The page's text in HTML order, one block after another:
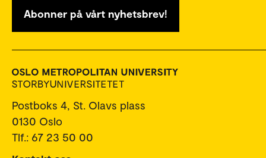
Abonner på vårt nyhetsbrev!
Postboks 4, St. Olavs plass
0130 Oslo
Tlf.: 67 23 50 00